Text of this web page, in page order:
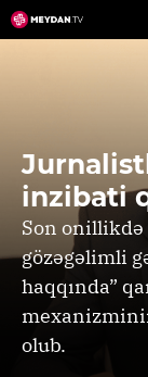
Skip
to
inzibati
Son onillikdə
gözəgəlimli
haqqında”
olub.